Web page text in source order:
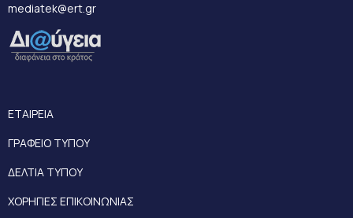
mediatek@ert.gr
ΕΤΑΙΡΕΙΑ
ΓΡΑΦΕΙΟ ΤΥΠΟΥ
ΔΕΛΤΙΑ ΤΥΠΟΥ
ΧΟΡΗΓΙΕΣ ΕΠΙΚΟΙΝΩΝΙΑΣ